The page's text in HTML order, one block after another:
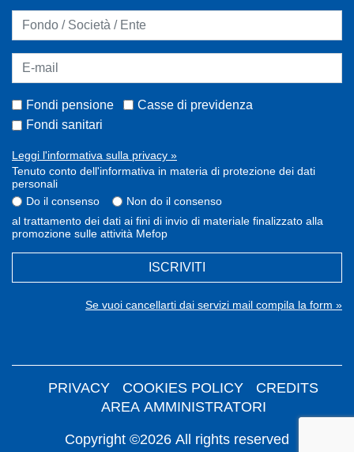
Fondi pensione
Casse di previdenza
Fondi sanitari
Leggi l'informativa sulla privacy »
Tenuto conto dell'informativa in materia di protezione dei dati
personali
Do il consenso
Non do il consenso
al trattamento dei dati ai fini di invio di materiale finalizzato alla
promozione sulle attività Mefop
ISCRIVITI
Se vuoi cancellarti dai servizi mail compila la form »
Copyright ©2026 All rights reserved
PRIVACY COOKIES POLICY
CREDITS
AREA AMMINISTRATORI